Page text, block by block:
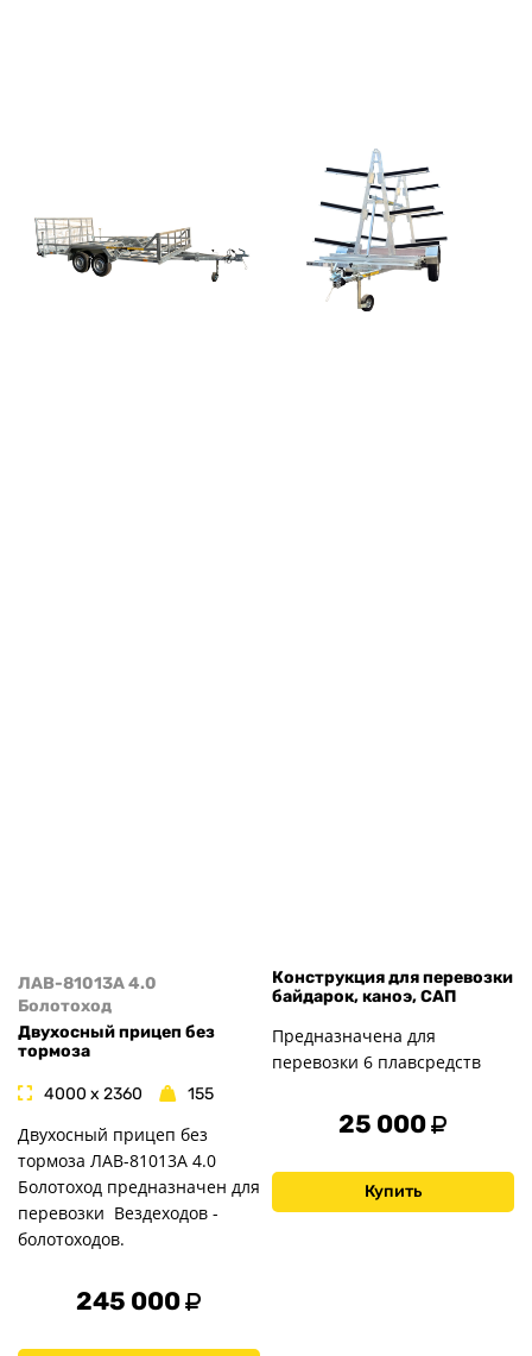
ЛАВ-81013А 4.0
Болотоход
Двухосный прицеп без
тормоза
4000 x 2360 155
Двухосный прицеп без
тормоза ЛАВ-81013А 4.0
Болотоход предназначен для
перевозки Вездеходов -
болотоходов.
245 000
Конструкция для перевозки
байдарок, каноэ, САП
Предназначена для
перевозки 6 плавсредств
25 000
Купить